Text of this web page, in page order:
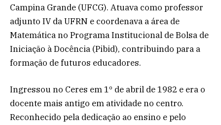
Campina Grande (UFCG). Atuava como professor
adjunto IV da UFRN e coordenava a área de
Matemática no Programa Institucional de Bolsa de
Iniciação à Docência (Pibid), contribuindo para a
formação de futuros educadores.
Ingressou no Ceres em 1º de abril de 1982 e era o
docente mais antigo em atividade no centro.
Reconhecido pela dedicação ao ensino e pelo